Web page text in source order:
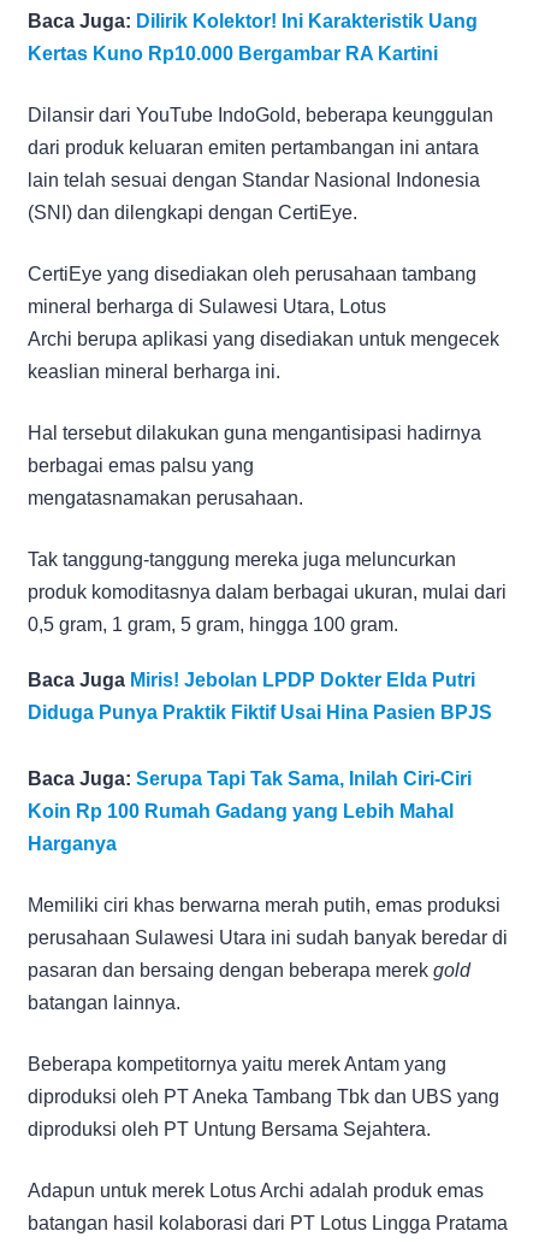
Baca Juga: Dilirik Kolektor! Ini Karakteristik Uang
Kertas Kuno Rp10.000 Bergambar RA Kartini
Dilansir dari YouTube IndoGold, beberapa keunggulan
dari produk keluaran emiten pertambangan ini antara
lain telah sesuai dengan Standar Nasional Indonesia
(SNI) dan dilengkapi dengan CertiEye.
CertiEye yang disediakan oleh perusahaan tambang
mineral berharga di Sulawesi Utara, Lotus
Archi berupa aplikasi yang disediakan untuk mengecek
keaslian mineral berharga ini.
Hal tersebut dilakukan guna mengantisipasi hadirnya
berbagai emas palsu yang
mengatasnamakan perusahaan.
Tak tanggung-tanggung mereka juga meluncurkan
produk komoditasnya dalam berbagai ukuran, mulai dari
0,5 gram, 1 gram, 5 gram, hingga 100 gram.
Baca Juga Miris! Jebolan LPDP Dokter Elda Putri
Diduga Punya Praktik Fiktif Usai Hina Pasien BPJS
Baca Juga: Serupa Tapi Tak Sama, Inilah Ciri-Ciri
Koin Rp 100 Rumah Gadang yang Lebih Mahal
Harganya
Memiliki ciri khas berwarna merah putih, emas produksi
perusahaan Sulawesi Utara ini sudah banyak beredar di
pasaran dan bersaing dengan beberapa merek gold
batangan lainnya.
Beberapa kompetitornya yaitu merek Antam yang
diproduksi oleh PT Aneka Tambang Tbk dan UBS yang
diproduksi oleh PT Untung Bersama Sejahtera.
Adapun untuk merek Lotus Archi adalah produk emas
batangan hasil kolaborasi dari PT Lotus Lingga Pratama